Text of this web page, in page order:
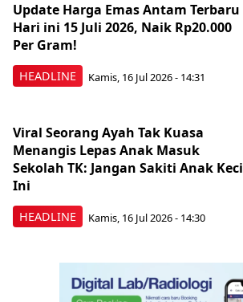
HEADLINE
Update Harga Emas Antam Terbaru
Hari ini 15 Juli 2026, Naik Rp20.000
Per Gram!
Kamis, 16 Jul 2026 - 14:31
HEADLINE
Viral Seorang Ayah Tak Kuasa
Menangis Lepas Anak Masuk
Sekolah TK: Jangan Sakiti Anak
Ini
Kamis, 16 Jul 2026 - 14:30